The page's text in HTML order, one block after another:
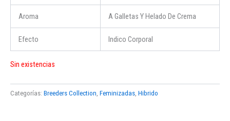
Aroma A Galletas Y Helado De Crema
Efecto Indico Corporal
Sin existencias
Categorías: Breeders Collection Feminizadas Hibrido